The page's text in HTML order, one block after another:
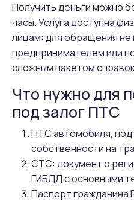
Получить деньги можно
часы. Услуга доступна
лицам: для обращения не
предпринимателем или
сложным пакетом
Что нужно для
под залог ПТС
ПТС автомобиля,
собственности на
СТС: документ о
ГИБДД с основными
Паспорт гражданина